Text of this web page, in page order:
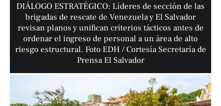
DIÁLOGO ESTRATÉGICO: Líderes de sección de las
brigadas de rescate de Venezuela y El Salvador
revisan planos y unifican criterios tácticos antes de
ordenar el ingreso de personal a un área de alto
riesgo estructural. Foto EDH / Cortesía Secretaría de
Prensa El Salvador